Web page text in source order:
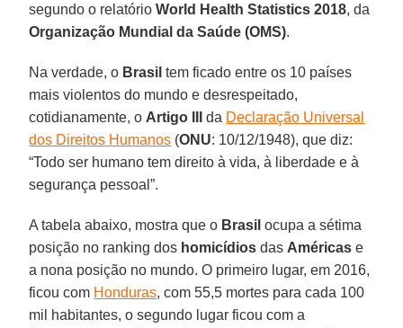
segundo o relatórioWorld Health Statistics 2018, da
Organização Mundial da Saúde (OMS).
Na verdade, o Brasil tem ficado entre os 10 países
mais violentos do mundo e desrespeitado,
cotidianamente, o Artigo III da Declaração Universal
dos Direitos Humanos (ONU: 10/12/1948), que diz:
“Todo ser humano tem direito à vida, à liberdade e à
segurança pessoal”.
A tabela abaixo, mostra que o Brasil ocupa a sétima
posição no ranking dos homicídios das Américas e
a nona posição no mundo. O primeiro lugar, em 2016,
ficou com Honduras, com 55,5 mortes para cada 100
mil habitantes, o segundo lugar ficou com a